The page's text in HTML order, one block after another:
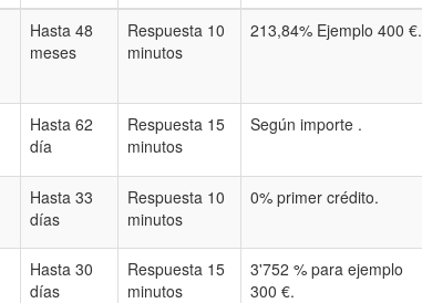
Hasta 48
meses
Respuesta 10
minutos
213,84% Ejemplo 400 €.
Hasta 62
día
Respuesta 15
minutos
Según importe .
Hasta 33
días
Respuesta 10
minutos
0% primer crédito.
Hasta 30
días
Respuesta 15
minutos
3'752 % para ejemplo
300 €.